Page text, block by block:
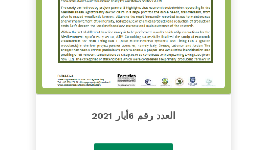
العدد رقم 6أيار 2021